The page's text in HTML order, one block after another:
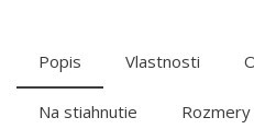
Popis Vlastnosti
Na stiahnutie Rozmery